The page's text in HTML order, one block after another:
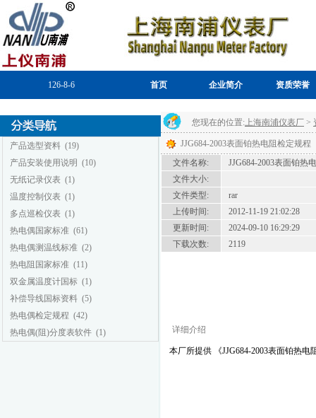
126-8-6 首页 企业简介 资质荣誉
产品选型资料 (19)
产品安装使用说明 (10)
无纸记录仪表 (1)
温度控制仪表 (1)
多点巡检仪表 (1)
热电偶国家标准 (61)
热电偶测温线标准 (2)
热电阻国家标准 (11)
双金属温度计国标 (1)
补偿导线国标资料 (5)
热电偶检定规程 (42)
热电偶(阻)分度表软件 (1)
您现在的位置:上海南浦仪表厂 >
JJG684-2003表面铂热电阻检定规程
文件名称:
JJG684-2003表面铂热
文件大小:
文件类型:
rar
上传时间:
2012-11-19 21:02:28
更新时间:
2024-09-10 16:29:29
下载次数:
2119
详细介绍
本厂所提供 《JJG684-2003表面铂热电